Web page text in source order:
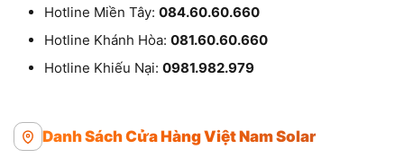
Hotline Miền Tây: 084.60.60.660
Hotline Khánh Hòa: 081.60.60.660
Hotline Khiếu Nại: 0981.982.979
Danh Sách Cửa Hàng Việt Nam Solar